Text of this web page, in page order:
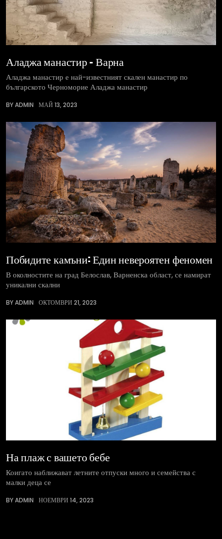
Аладжа манастир – Варна
Аладжа манастир е най-известният скален манастир по
българското Черноморие Аладжа манастир
BY ADMIN МАЙ 13, 2023
Побидите камъни: Един невероятен феномен
В околностите на град Белослав, Варненска област, се намират
уникални скални
BY ADMIN ОКТОМВРИ 21, 2023
На плаж с вашето бебе
Коигато наближават летните отпуски много и семейства с
малки деца се
BY ADMIN НОЕМВРИ 14, 2023